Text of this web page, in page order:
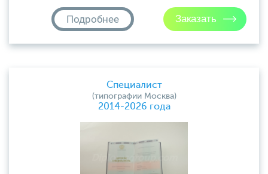
Подробнее
Специалист
(типографии Москва)
2014-2026 года